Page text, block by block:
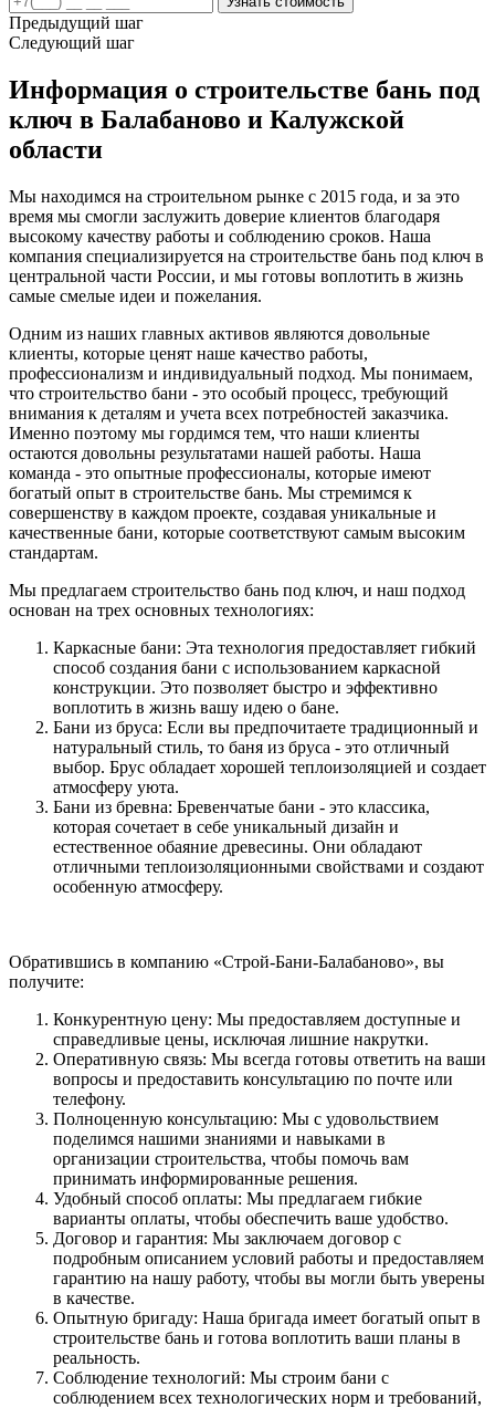
Предыдущий шаг
Следующий шаг
Информация о строительстве бань под
ключ в Балабаново и Калужской
области
Мы находимся на строительном рынке с 2015 года, и за это
время мы смогли заслужить доверие клиентов благодаря
высокому качеству работы и соблюдению сроков. Наша
компания специализируется на строительстве бань под ключ в
центральной части России, и мы готовы воплотить в жизнь
самые смелые идеи и пожелания.
Одним из наших главных активов являются довольные
клиенты, которые ценят наше качество работы,
профессионализм и индивидуальный подход. Мы понимаем,
что строительство бани - это особый процесс, требующий
внимания к деталям и учета всех потребностей заказчика.
Именно поэтому мы гордимся тем, что наши клиенты
остаются довольны результатами нашей работы. Наша
команда - это опытные профессионалы, которые имеют
богатый опыт в строительстве бань. Мы стремимся к
совершенству в каждом проекте, создавая уникальные и
качественные бани, которые соответствуют самым высоким
стандартам.
Мы предлагаем строительство бань под ключ, и наш подход
основан на трех основных технологиях:
Каркасные бани: Эта технология предоставляет гибкий
способ создания бани с использованием каркасной
конструкции. Это позволяет быстро и эффективно
воплотить в жизнь вашу идею о бане.
Бани из бруса: Если вы предпочитаете традиционный и
натуральный стиль, то баня из бруса - это отличный
выбор. Брус обладает хорошей теплоизоляцией и создает
атмосферу уюта.
Бани из бревна: Бревенчатые бани - это классика,
которая сочетает в себе уникальный дизайн и
естественное обаяние древесины. Они обладают
отличными теплоизоляционными свойствами и создают
особенную атмосферу.
Обратившись в компанию «Строй-Бани-Балабаново», вы
получите:
Конкурентную цену: Мы предоставляем доступные и
справедливые цены, исключая лишние накрутки.
Оперативную связь: Мы всегда готовы ответить на ваши
вопросы и предоставить консультацию по почте или
телефону.
Полноценную консультацию: Мы с удовольствием
поделимся нашими знаниями и навыками в
организации строительства, чтобы помочь вам
принимать информированные решения.
Удобный способ оплаты: Мы предлагаем гибкие
варианты оплаты, чтобы обеспечить ваше удобство.
Договор и гарантия: Мы заключаем договор с
подробным описанием условий работы и предоставляем
гарантию на нашу работу, чтобы вы могли быть уверены
в качестве.
Опытную бригаду: Наша бригада имеет богатый опыт в
строительстве бань и готова воплотить ваши планы в
реальность.
Соблюдение технологий: Мы строим бани с
соблюдением всех технологических норм и требований,